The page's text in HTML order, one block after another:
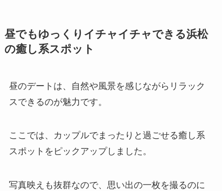
昼でもゆっくりイチャイチャできる浜松
の癒し系スポット
昼のデートは、自然や風景を感じながらリラック
スできるのが魅力です。
ここでは、カップルでまったりと過ごせる癒し系
スポットをピックアップしました。
写真映えも抜群なので、思い出の一枚を撮るのに